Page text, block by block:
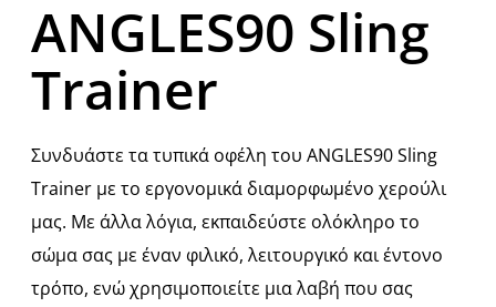
ANGLES90 Sling
Trainer
Συνδυάστε τα τυπικά οφέλη του ANGLES90 Sling
Trainer με το εργονομικά διαμορφωμένο χερούλι
μας. Με άλλα λόγια, εκπαιδεύστε ολόκληρο το
σώμα σας με έναν φιλικό, λειτουργικό και έντονο
τρόπο, ενώ χρησιμοποιείτε μια λαβή που σας